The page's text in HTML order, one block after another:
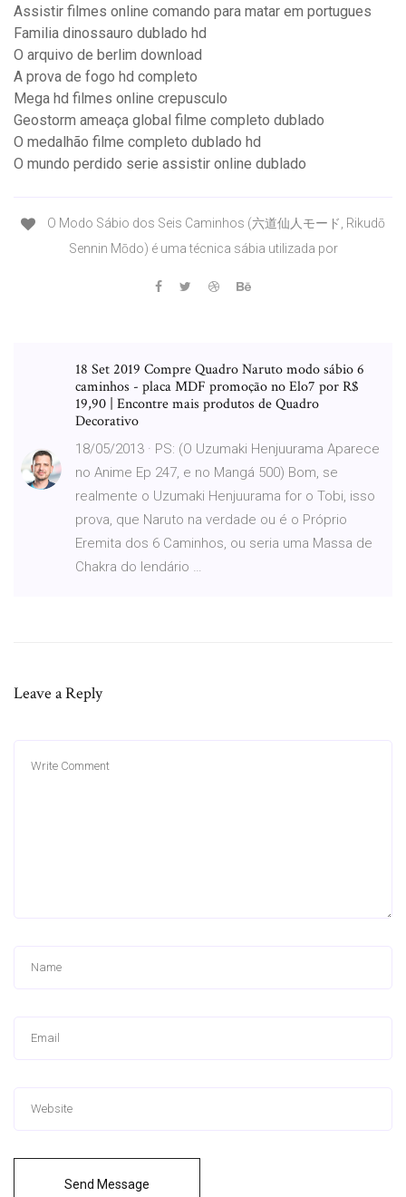
Assistir filmes online comando para matar em portugues
Familia dinossauro dublado hd
O arquivo de berlim download
A prova de fogo hd completo
Mega hd filmes online crepusculo
Geostorm ameaça global filme completo dublado
O medalhão filme completo dublado hd
O mundo perdido serie assistir online dublado
O Modo Sábio dos Seis Caminhos (六道仙人モード, Rikudō
Sennin Mōdo) é uma técnica sábia utilizada por
18 Set 2019 Compre Quadro Naruto modo sábio 6
caminhos - placa MDF promoção no Elo7 por R$
19,90 | Encontre mais produtos de Quadro
Decorativo
18/05/2013 · PS: (O Uzumaki Henjuurama Aparece
no Anime Ep 247, e no Mangá 500) Bom, se
realmente o Uzumaki Henjuurama for o Tobi, isso
prova, que Naruto na verdade ou é o Próprio
Eremita dos 6 Caminhos, ou seria uma Massa de
Chakra do lendário …
Leave a Reply
Send Message